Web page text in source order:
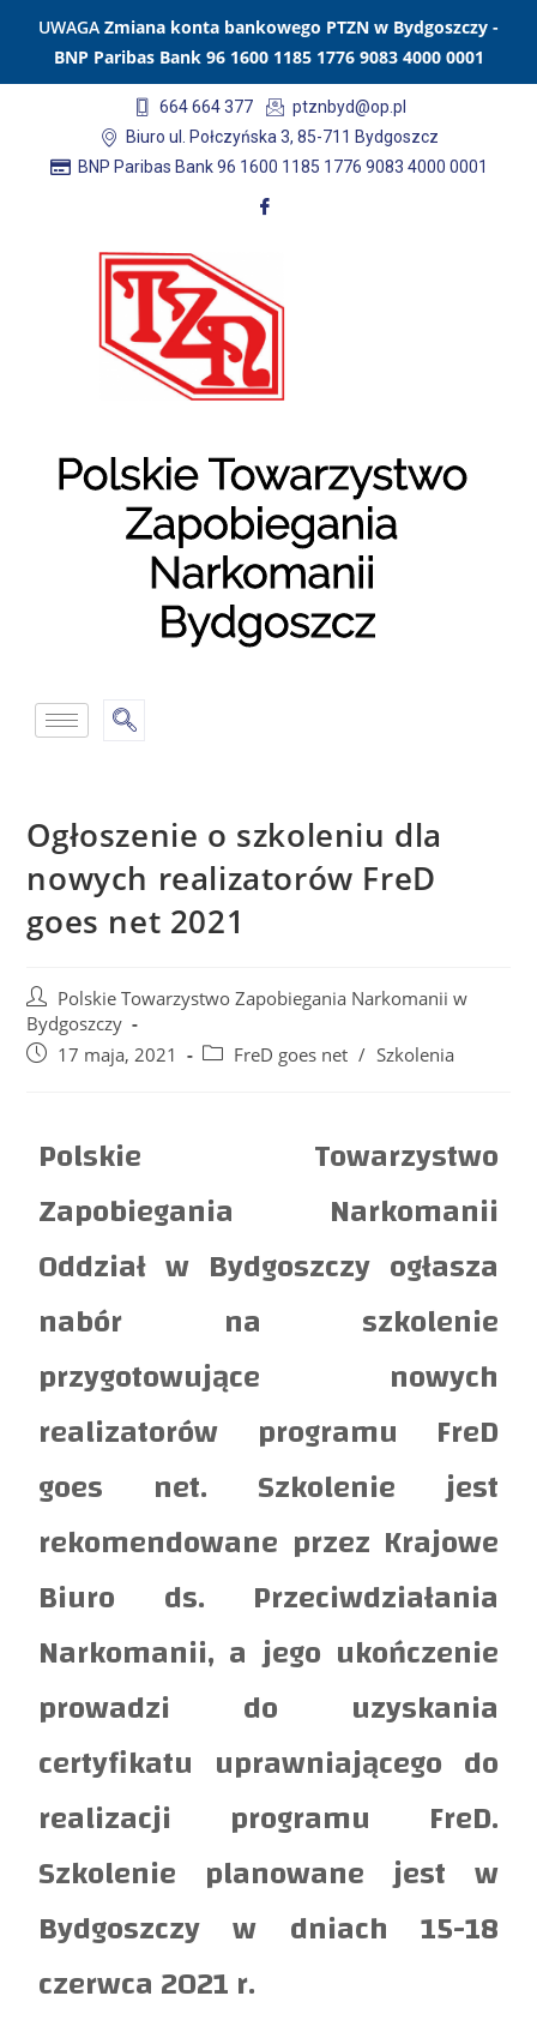
UWAGA Zmiana konta bankowego PTZN w Bydgoszczy -
BNP Paribas Bank 96 1600 1185 1776 9083 4000 0001
664 664 377
ptznbyd@op.pl
Biuro ul. Połczyńska 3, 85-711 Bydgoszcz
BNP Paribas Bank 96 1600 1185 1776 9083 4000 0001
Ogłoszenie o szkoleniu dla
nowych realizatorów FreD
goes net 2021
Polskie Towarzystwo Zapobiegania Narkomanii w
Bydgoszczy
17 maja, 2021
FreD goes net / Szkolenia
Polskie Towarzystwo
Zapobiegania Narkomanii
Oddział w Bydgoszczy ogłasza
nabór na szkolenie
przygotowujące nowych
realizatorów programu FreD
goes net. Szkolenie jest
rekomendowane przez Krajowe
Biuro ds. Przeciwdziałania
Narkomanii, a jego ukończenie
prowadzi do uzyskania
certyfikatu uprawniającego do
realizacji programu FreD.
Szkolenie planowane jest w
Bydgoszczy w dniach 15-18
czerwca 2021 r.